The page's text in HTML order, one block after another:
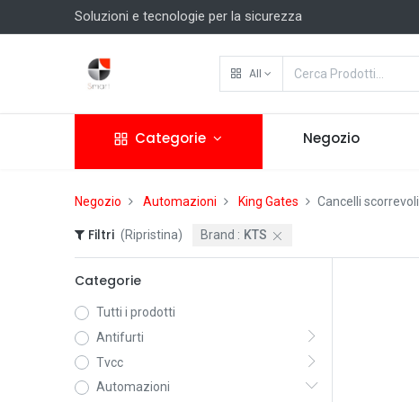
Soluzioni e tecnologie per la sicurezza
All
Categorie Negozio
Negozio Automazioni King Gates Cancelli scorrevoli
Filtri (Ripristina) Brand : KTS
Categorie
Tutti i prodotti
Antifurti
Tvcc
Automazioni